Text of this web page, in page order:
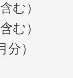
む）
む）
）